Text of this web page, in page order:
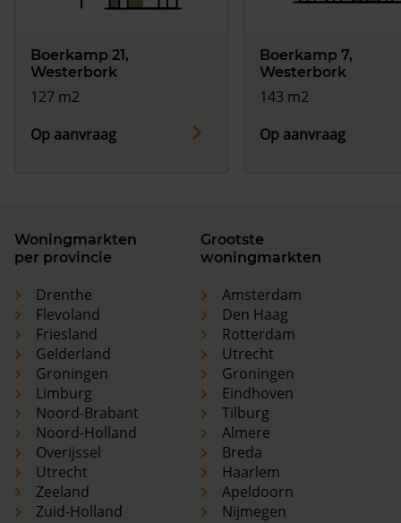
Boerkamp 21,
Westerbork
127 m2
Op aanvraag
Boerkamp 7,
Westerbork
143 m2
Op aanvraag
Woningmarkten
per provincie
Drenthe
Flevoland
Friesland
Gelderland
Groningen
Limburg
Noord-Brabant
Noord-Holland
Overijssel
Utrecht
Zeeland
Zuid-Holland
Grootste
woningmarkten
Amsterdam
Den Haag
Rotterdam
Utrecht
Groningen
Eindhoven
Tilburg
Almere
Breda
Haarlem
Apeldoorn
Nijmegen